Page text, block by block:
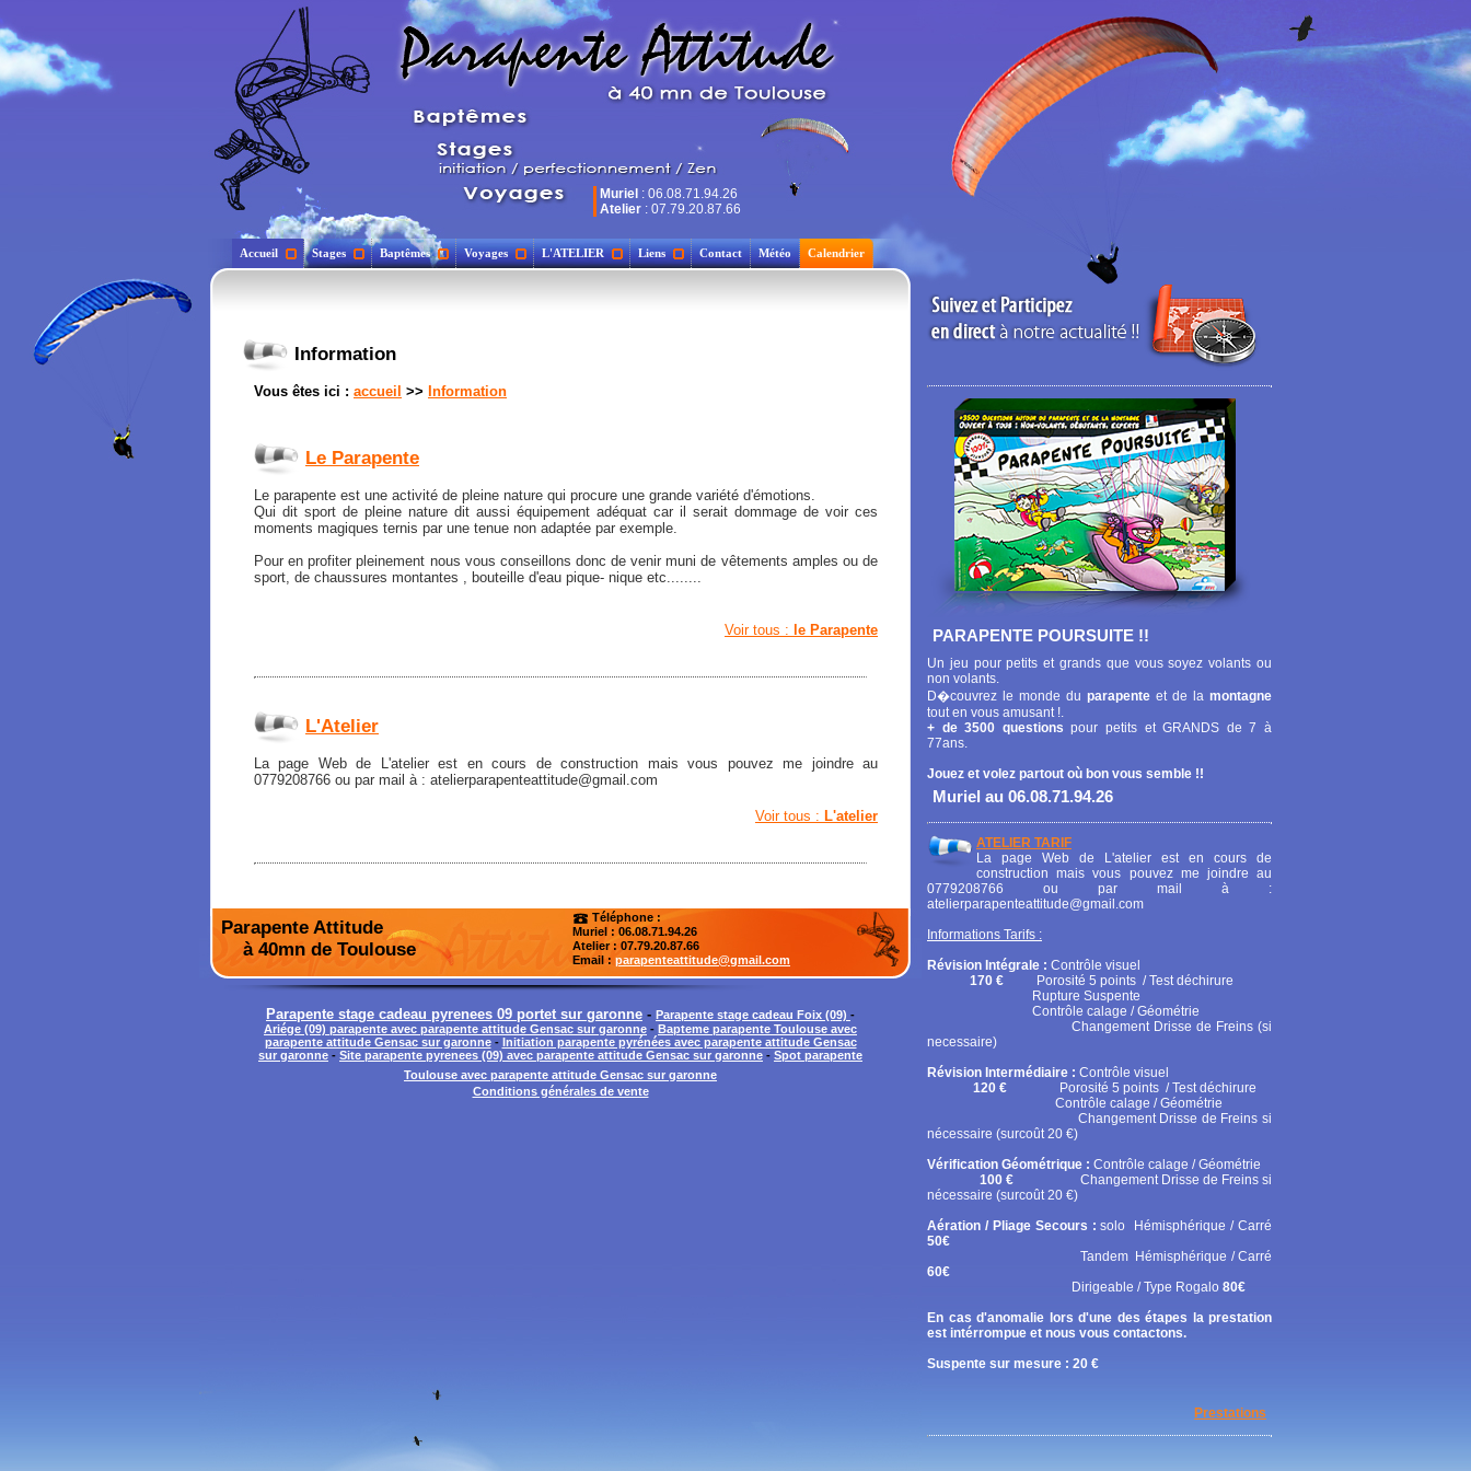
Muriel : 06.08.71.94.26
Atelier : 07.79.20.87.66
Accueil Stages Baptêmes Voyages L'ATELIER Liens Contact Météo Calendrier
Information
Vous êtes ici : accueil >> Information
Le Parapente
Le parapente est une activité de pleine nature qui procure une grande variété d'émotions.
Qui dit sport de pleine nature dit aussi équipement adéquat car il serait dommage de voir ces
moments magiques ternis par une tenue non adaptée par exemple.
Pour en profiter pleinement nous vous conseillons donc de venir muni de vêtements amples ou de
sport, de chaussures montantes , bouteille d'eau pique- nique etc........
Voir tous : le Parapente
L'Atelier
La page Web de L'atelier est en cours de construction mais vous pouvez me joindre au
0779208766 ou par mail à : atelierparapenteattitude@gmail.com
Voir tous : L'atelier
Parapente Attitude
à 40mn de Toulouse
Téléphone :
Muriel : 06.08.71.94.26
Atelier: 07.79.20.87.66
Email : parapenteattitude@gmail.com
Parapente stage cadeau pyrenees 09 portet sur garonne - Parapente stage cadeau Foix (09) -
Ariége (09) parapente avec parapente attitude Gensac sur garonne - Bapteme parapente Toulouse avec
parapente attitude Gensac sur garonne- Initiation parapente pyrénées avec parapente attitude Gensac
sur garonne - Site parapente pyrenees (09) avec parapente attitude Gensac sur garonne - Spot parapente
Toulouse avec parapente attitude Gensac sur garonne
Conditions générales de vente
PARAPENTE POURSUITE !!
Un jeu pour petits et grands que vous soyez volants ou
non volants.
D�couvrez le monde du parapente et de la montagne
tout en vous amusant !.
+ de 3500 questions pour petits et GRANDS de 7 à
77ans.
Jouez et volez partout où bon vous semble !!
Muriel au 06.08.71.94.26
ATELIER TARIF
La page Web de L'atelier est en cours de
construction mais vous pouvez me joindre au
0779208766 ou par mail à :
atelierparapenteattitude@gmail.com
Informations Tarifs :
Révision Intégrale : Contrôle visuel
170 € Porosité 5 points / Test déchirure
Rupture Suspente
Contrôle calage / Géométrie
Changement Drisse de Freins (si
necessaire)
Révision Intermédiaire : Contrôle visuel
120 € Porosité 5 points / Test déchirure
Contrôle calage / Géométrie
Changement Drisse de Freins si
nécessaire (surcoût 20 €)
Vérification Géométrique : Contrôle calage / Géométrie
100 € Changement Drisse de Freins si
nécessaire (surcoût 20 €)
Aération / Pliage Secours :solo
Hémisphérique / Carré
50€
Tandem Hémisphérique / Carré
60€
Dirigeable / Type Rogalo 80€
En cas d'anomalie lors d'une des étapes la prestation
est intérrompue et nous vous contactons.
Suspente sur mesure : 20 €
Prestations